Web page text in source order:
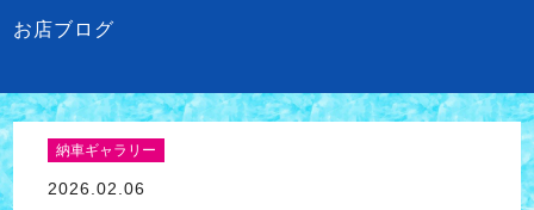
お店ブログ
納車ギャラリー
2026.02.06